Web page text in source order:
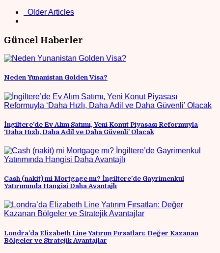
Older Articles
Güncel Haberler
Neden Yunanistan Golden Visa?
İngiltere’de Ev Alım Satımı, Yeni Konut Piyasası Reformuyla
‘Daha Hızlı, Daha Adil ve Daha Güvenli’ Olacak
Cash (nakit) mi Mortgage mı? İngiltere’de Gayrimenkul
Yatırımında Hangisi Daha Avantajlı
Londra’da Elizabeth Line Yatırım Fırsatları: Değer Kazanan
Bölgeler ve Stratejik Avantajlar